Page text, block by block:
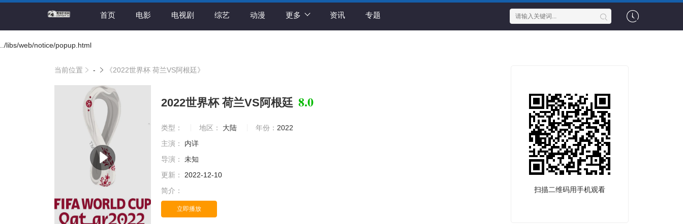
首页 电影 电视剧 综艺 动漫 更多 资讯 专题
../libs/web/notice/popup.html
当前位置 - 《2022世界杯 荷兰VS阿根廷》
2022世界杯 荷兰VS阿根廷 8.0
类型： 地区： 大陆 年份： 2022
主演：
内详
导演：
未知
更新：
2022-12-10
简介：
立即播放
扫描二维码用手机观看